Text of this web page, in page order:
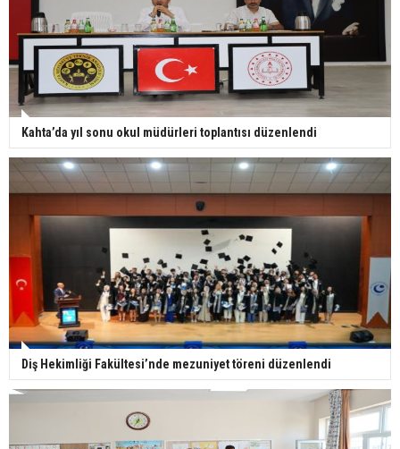
Kahta’da yıl sonu okul müdürleri toplantısı düzenlendi
Diş Hekimliği Fakültesi’nde mezuniyet töreni düzenlendi